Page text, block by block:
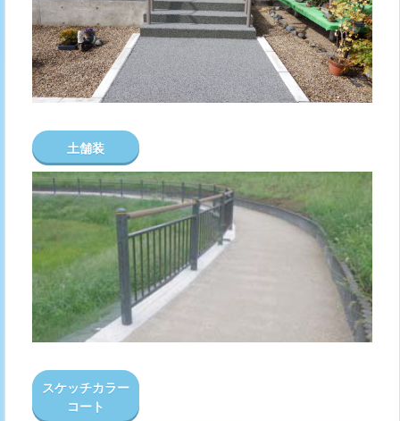
土舗装
スケッチカラー
コート